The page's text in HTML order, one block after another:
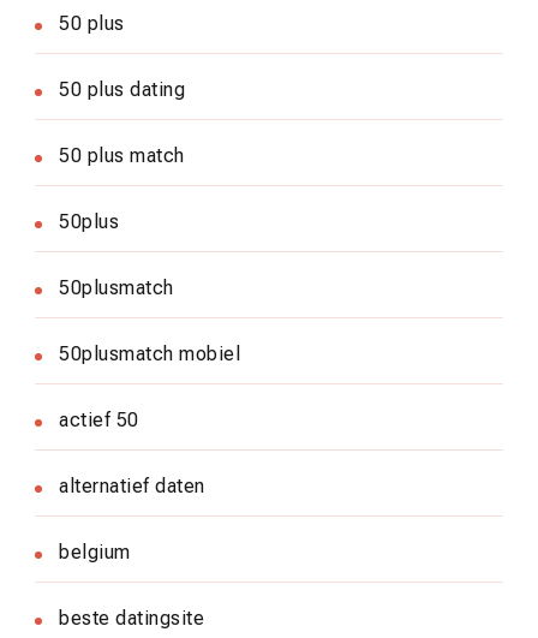
50 plus
50 plus dating
50 plus match
50plus
50plusmatch
50plusmatch mobiel
actief 50
alternatief daten
belgium
beste datingsite